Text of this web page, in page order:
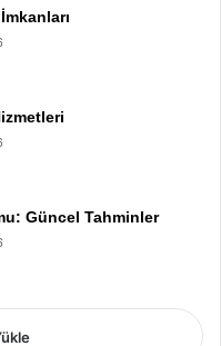
Güncel Tahminler